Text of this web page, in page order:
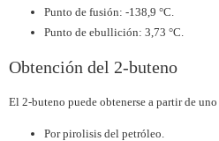
Punto de fusión: -138,9 °C.
Punto de ebullición: 3,73 °C.
Obtención del 2-buteno
El 2-buteno puede obtenerse a partir de
Por pirolisis del petróleo.